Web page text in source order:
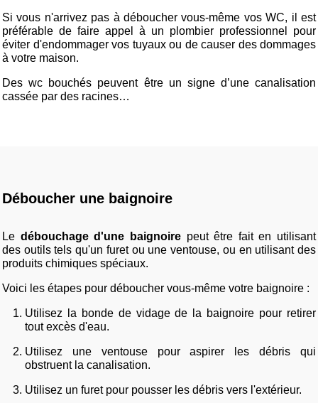
Si vous n'arrivez pas à déboucher vous-même vos WC, il est
préférable de faire appel à un plombier professionnel pour
éviter d'endommager vos tuyaux ou de causer des dommages
à votre maison.
Des wc bouchés peuvent être un signe d’une canalisation
cassée par des racines…
Déboucher une baignoire
Le débouchage d'une baignoirepeut être fait en utilisant
des outils tels qu'un furet ou une ventouse, ou en utilisant des
produits chimiques spéciaux.
Voici les étapes pour déboucher vous-même votre baignoire :
Utilisez la bonde de vidage de la baignoire pour retirer
tout excès d'eau.
Utilisez une ventouse pour aspirer les débris qui
obstruent la canalisation.
Utilisez un furet pour pousser les débris vers l'extérieur.